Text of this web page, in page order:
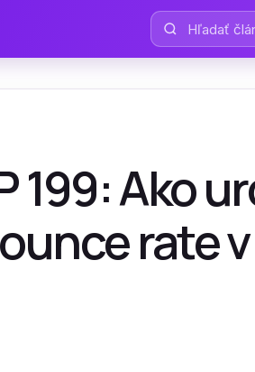
Hľadať články
199: Ako
rate